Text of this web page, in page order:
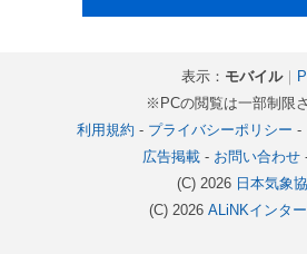
表示： モバイル｜
※PCの閲覧は一部制限
利用規約 - プライバシーポリシー -
広告掲載- お問い合わせ
(C) 2026 日本気象
(C) 2026 ALiNKインタ